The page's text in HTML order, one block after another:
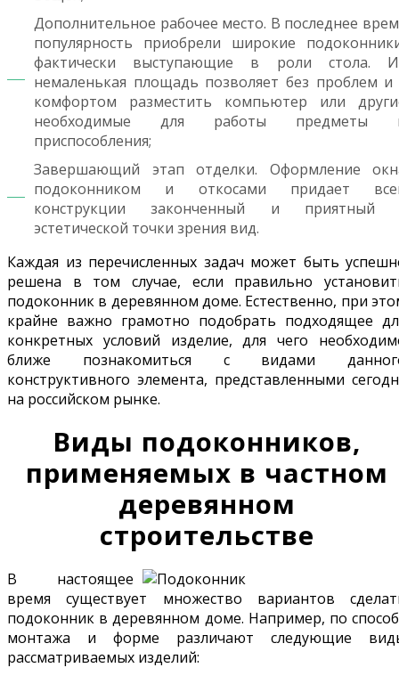
Дополнительное рабочее место. В последнее
популярность приобрели широкие
фактически выступающие в роли стола.
немаленькая площадь позволяет без проблем и
комфортом разместить компьютер или
необходимые для работы предметы
приспособления;
Завершающий этап отделки. Оформление
подоконником и откосами придает
конструкции законченный и приятный
эстетической точки зрения вид.
Каждая из перечисленных задач может быть
решена в том случае, если правильно
подоконник в деревянном доме. Естественно, при
крайне важно грамотно подобрать подходящее
конкретных условий изделие, для чего
ближе познакомиться с видами
конструктивного элемента, представленными
на российском рынке.
Виды подоконников,
применяемых в частном
деревянном
строительстве
В настоящее
время существует множество вариантов
подоконник в деревянном доме. Например, по
монтажа и форме различают следующие
рассматриваемых изделий: